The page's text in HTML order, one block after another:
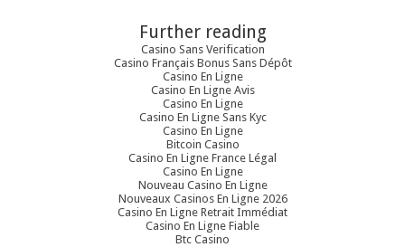
Further reading
Casino Sans Verification
Casino Français Bonus Sans Dépôt
Casino En Ligne
Casino En Ligne Avis
Casino En Ligne
Casino En Ligne Sans Kyc
Casino En Ligne
Bitcoin Casino
Casino En Ligne France Légal
Casino En Ligne
Nouveau Casino En Ligne
Nouveaux Casinos En Ligne 2026
Casino En Ligne Retrait Immédiat
Casino En Ligne Fiable
Btc Casino